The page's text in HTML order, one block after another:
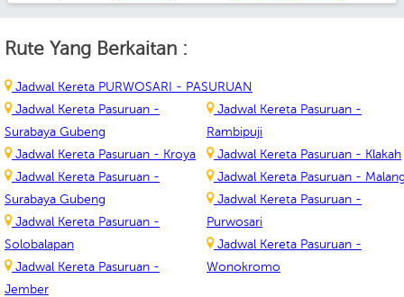
Rute Yang Berkaitan :
Jadwal Kereta PURWOSARI - PASURUAN
Jadwal Kereta Pasuruan -
Surabaya Gubeng
Jadwal Kereta Pasuruan - Kroya
Jadwal Kereta Pasuruan -
Surabaya Gubeng
Jadwal Kereta Pasuruan -
Solobalapan
Jadwal Kereta Pasuruan -
Jember
Jadwal Kereta Pasuruan -
Rambipuji
Jadwal Kereta Pasuruan - Klakah
Jadwal Kereta Pasuruan -
Jadwal Kereta Pasuruan -
Purwosari
Jadwal Kereta Pasuruan -
Wonokromo